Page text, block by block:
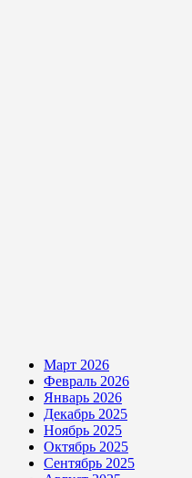
Март 2026
Февраль 2026
Январь 2026
Декабрь 2025
Ноябрь 2025
Октябрь 2025
Сентябрь 2025